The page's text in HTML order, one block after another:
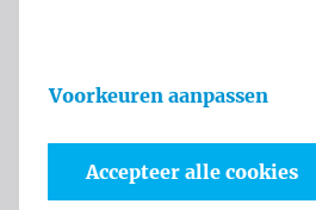
Voorkeuren aanpassen
Accepteer alle cookies